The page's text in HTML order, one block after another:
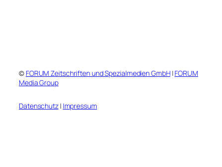
© FORUM Zeitschriften und Spezialmedien GmbH| FORUM
Media Group
Datenschutz| Impressum